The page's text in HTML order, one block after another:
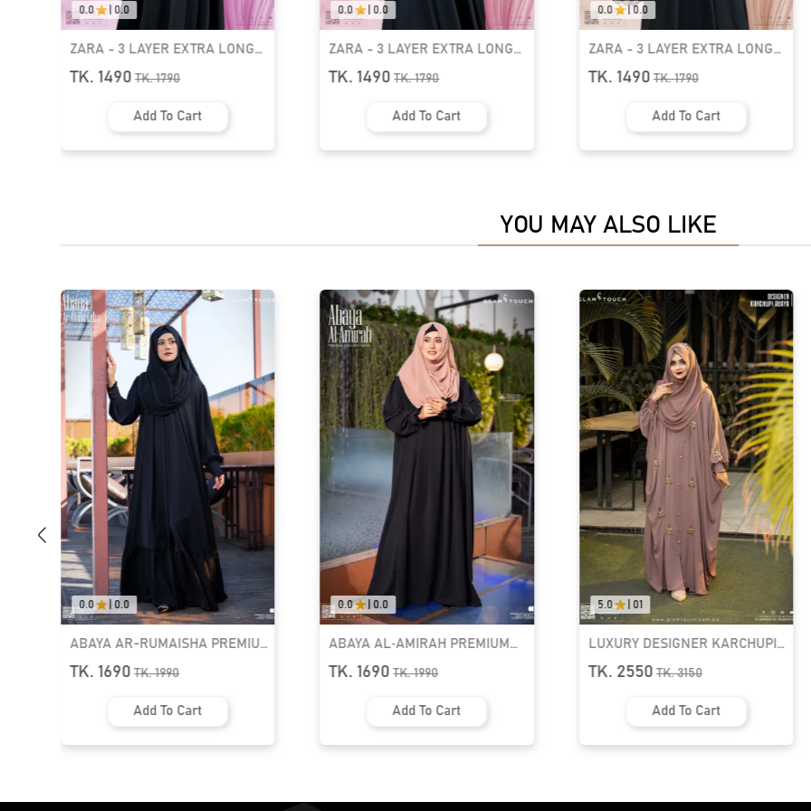
0.0 | 0.0
ZARA - 3 LAYER EXTRA LONG
READY HIAB | GT-1889
TK. 1490 TK.1790
Add To Cart
0.0 | 0.0
ZARA - 3 LAYER EXTRA LONG
READY HIAB | GT-1890
TK. 1490 TK.1790
Add To Cart
0.0 | 0.0
ZARA - 3 LAYER EXTRA LONG
READY HIAB | GT-1887
TK. 1490 TK.1790
Add To Cart
YOU MAY ALSO LIKE
0.0 0.0
ABAYA AR-RUMAISHA PREMIUM
SNAP BUTTON ABAYA
TK. 1690 TK.1990
Add To Cart
0.0 0.0
ABAYA AL‑AMIRAH PREMIUM
ZIPPER NECK ABAYA
TK. 1690 TK.1990
Add To Cart
5.0 01
LUXURY DESIGNER KARCHUPI
KAFTAN ABAYA | GT-1692
TK. 2550 TK.3150
Add To Cart